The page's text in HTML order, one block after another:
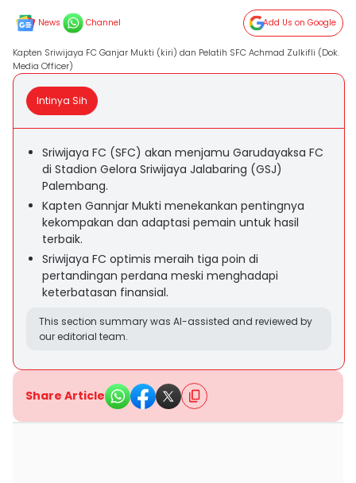
News Channel Add Us on Google
Kapten Sriwijaya FC Ganjar Mukti (kiri) dan Pelatih SFC Achmad Zulkifli (Dok.
Media Officer)
Intinya Sih
Sriwijaya FC (SFC) akan menjamu Garudayaksa FC
di Stadion Gelora Sriwijaya Jalabaring (GSJ)
Palembang.
Kapten Gannjar Mukti menekankan pentingnya
kekompakan dan adaptasi pemain untuk hasil
terbaik.
Sriwijaya FC optimis meraih tiga poin di
pertandingan perdana meski menghadapi
keterbatasan finansial.
This section summary was AI-assisted and reviewed by
our editorial team.
Share Article